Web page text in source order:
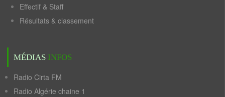
Effectif & Staff
Résultats & classement
MÉDIAS INFOS
Radio Cirta FM
Radio Algérie chaine 1